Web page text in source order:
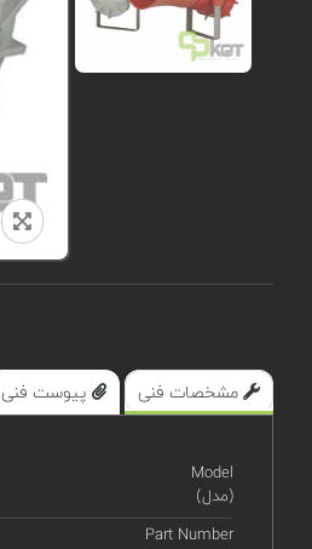
مشخصات فنی پیوست فنی
Model
(مدل)
Part Number